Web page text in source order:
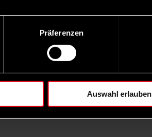
Präferenzen
Auswahl erlauben